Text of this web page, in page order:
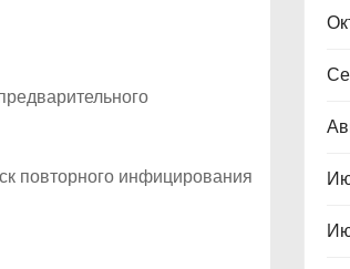
повторного инфицирования